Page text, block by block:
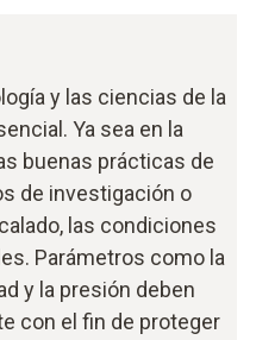
y las ciencias de la
Ya sea en la
buenas prácticas de
de investigación o
las condiciones
Parámetros como la
y la presión deben
con el fin de proteger